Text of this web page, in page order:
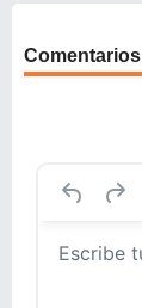
Comentarios